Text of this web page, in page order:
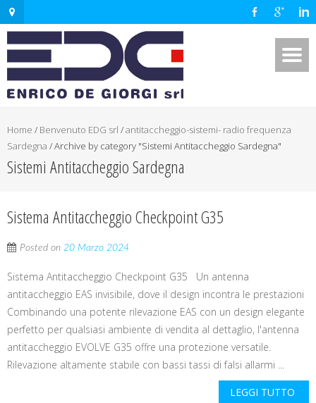
Home / Benvenuto EDG srl /antitaccheggio-sistemi- radio frequenza
Sardegna /Archive by category "Sistemi Antitaccheggio Sardegna"
Sistemi Antitaccheggio Sardegna
Sistema Antitaccheggio Checkpoint G35
Posted on 20 Marzo 2024
Sistema Antitaccheggio Checkpoint G35 Un antenna
antitaccheggio EAS invisibile, dove il design incontra le prestazioni
Combinando una potente rilevazione EAS con un design elegante
perfetto per qualsiasi ambiente di vendita al dettaglio, l'antenna
antitaccheggio EVOLVE G35 offre una protezione versatile.
Rilevazione altamente stabile con bassi tassi di falsi allarmi ...
LEGGI TUTTO